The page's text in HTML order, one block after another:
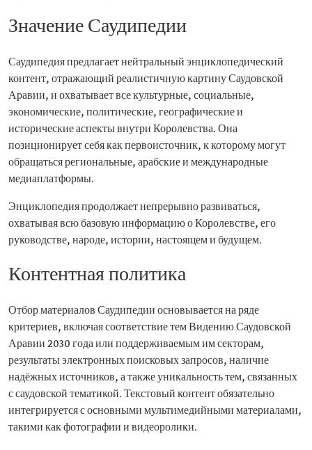
Значение Саудипедии
Саудипедия предлагает нейтральный энциклопедический
контент, отражающий реалистичную картину Саудовской
Аравии, и охватывает все культурные, социальные,
экономические, политические, географические и
исторические аспекты внутри Королевства. Она
позиционирует себя как первоисточник, к которому могут
обращаться региональные, арабские и международные
медиаплатформы.
Энциклопедия продолжает непрерывно развиваться,
охватывая всю базовую информацию о Королевстве, его
руководстве, народе, истории, настоящем и будущем.
Контентная политика
Отбор материалов Саудипедии основывается на ряде
критериев, включая соответствие тем Видению Саудовской
Аравии 2030 года или поддерживаемым им секторам,
результаты электронных поисковых запросов, наличие
надёжных источников, а также уникальность тем, связанных
с саудовской тематикой. Текстовый контент обязательно
интегрируется с основными мультимедийными материалами,
такими как фотографии и видеоролики.